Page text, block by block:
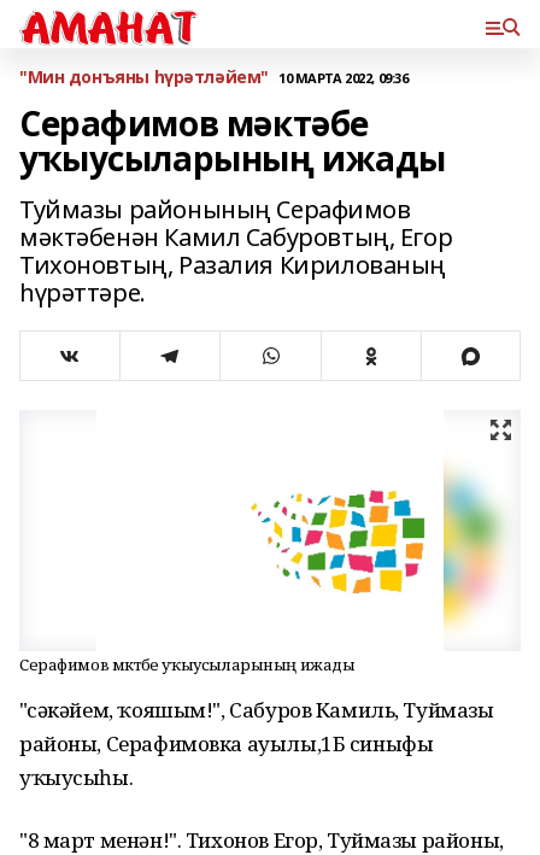
"Мин донъяны һүрәтләйем" 10 МАРТА 2022, 09:36
Серафимов мәктәбе
уҡыусыларының ижады
Туймазы районының Серафимов
мәктәбенән Камил Сабуровтың, Егор
Тихоновтың, Разалия Кирилованың
һүрәттәре.
Серафимов мәктәбе уҡыусыларының ижады
"Әсәкәйем, ҡояшым!", Сабуров Камиль, Туймазы
районы, Серафимовка ауылы,1Б синыфы
уҡыусыһы.
"8 март менән!". Тихонов Егор, Туймазы районы,